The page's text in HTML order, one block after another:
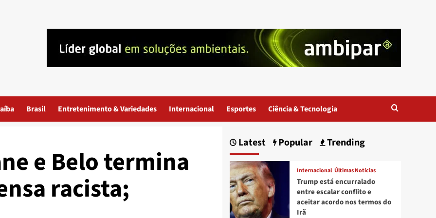
Brasil Entretenimento & Variedades Internacional Esportes Ciência & Tecnologia
e Belo termina
racista;
Latest Popular Trending
Internacional Últimas Notícias
Trump está encurralado
entre escalar conflito e
aceitar acordo nos termos do
Irã